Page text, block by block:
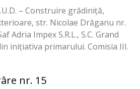
– Construire grădiniță,
str. Nicolae Drăganu nr.
Adria Impex S.R.L., S.C. Grand
inițiativa primarului. Comisia III.
nr. 15